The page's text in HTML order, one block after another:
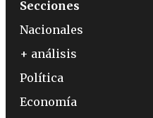
Secciones
Nacionales
+ análisis
Política
Economía